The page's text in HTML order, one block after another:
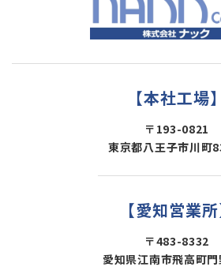
【本社工場】
〒193-0821
東京都八王子市川町
【愛知営業所
〒483-8332
愛知県江南市飛高町